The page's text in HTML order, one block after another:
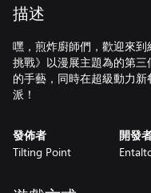
描述
嘿，煎炸廚師們，歡迎來
挑戰》以漫展主題為的第
的手藝，同時在超級動力
派！
發佈者
Tilting Point
開發